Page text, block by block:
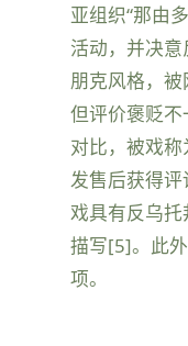
亚组织“那由
活动，并决
朋克风格，
但评价褒贬
对比，被戏称
发售后获得
戏具有反乌
描写[5]。此
项。